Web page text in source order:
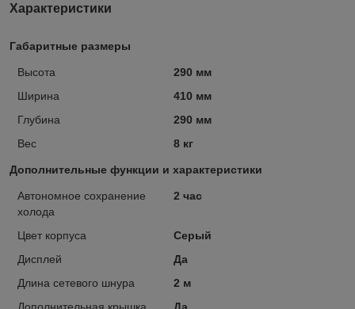
Характеристики
Габаритные размеры
Высота
290 мм
Ширина
410 мм
Глубина
290 мм
Вес
8 кг
Дополнительные функции и характеристики
Автономное сохранение
холода
2 час
Цвет корпуса
Серый
Дисплей
Да
Длина сетевого шнура
2 м
Дополнительная крышка
Да